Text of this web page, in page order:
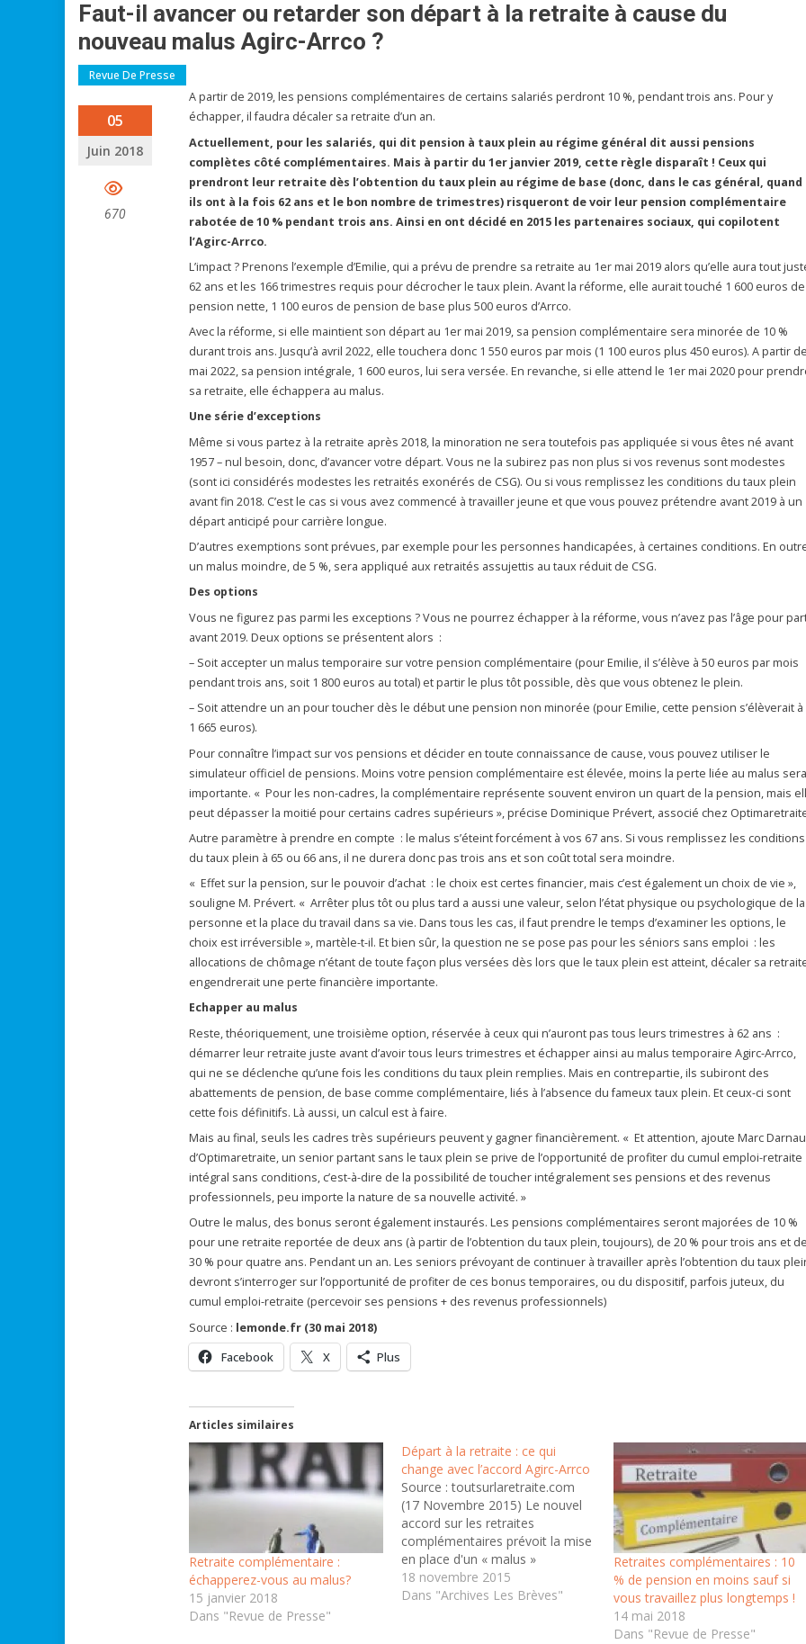
Faut-il avancer ou retarder son départ à la retraite à cause du
nouveau malus Agirc-Arrco ?
Revue De Presse
05
Juin 2018
670
A partir de 2019, les pensions complémentaires de certains salariés perdront 10 %, pendant trois ans. Pour y
échapper, il faudra décaler sa retraite d’un an.
Actuellement, pour les salariés, qui dit pension à taux plein au régime général dit aussi pensions
complètes côté complémentaires. Mais à partir du 1er janvier 2019, cette règle disparaît ! Ceux qui
prendront leur retraite dès l’obtention du taux plein au régime de base (donc, dans le cas général, quand
ils ont à la fois 62 ans et le bon nombre de trimestres) risqueront de voir leur pension complémentaire
rabotée de 10 % pendant trois ans. Ainsi en ont décidé en 2015 les partenaires sociaux, qui copilotent
l’Agirc-Arrco.
L’impact ? Prenons l’exemple d’Emilie, qui a prévu de prendre sa retraite au 1er mai 2019 alors qu’elle aura tout
62 ans et les 166 trimestres requis pour décrocher le taux plein. Avant la réforme, elle aurait touché 1 600 euros de
pension nette, 1 100 euros de pension de base plus 500 euros d’Arrco.
Avec la réforme, si elle maintient son départ au 1er mai 2019, sa pension complémentaire sera minorée de 10 %
durant trois ans. Jusqu’à avril 2022, elle touchera donc 1 550 euros par mois (1 100 euros plus 450 euros). A partir
mai 2022, sa pension intégrale, 1 600 euros, lui sera versée. En revanche, si elle attend le 1er mai 2020 pour
sa retraite, elle échappera au malus.
Une série d’exceptions
Même si vous partez à la retraite après 2018, la minoration ne sera toutefois pas appliquée si vous êtes né avant
1957 – nul besoin, donc, d’avancer votre départ. Vous ne la subirez pas non plus si vos revenus sont modestes
(sont ici considérés modestes les retraités exonérés de CSG). Ou si vous remplissez les conditions du taux plein
avant fin 2018. C’est le cas si vous avez commencé à travailler jeune et que vous pouvez prétendre avant 2019 à un
départ anticipé pour carrière longue.
D’autres exemptions sont prévues, par exemple pour les personnes handicapées, à certaines conditions. En
un malus moindre, de 5 %, sera appliqué aux retraités assujettis au taux réduit de CSG.
Des options
Vous ne figurez pas parmi les exceptions ? Vous ne pourrez échapper à la réforme, vous n’avez pas l’âge pour
avant 2019. Deux options se présentent alors :
– Soit accepter un malus temporaire sur votre pension complémentaire (pour Emilie, il s’élève à 50 euros par mois
pendant trois ans, soit 1 800 euros au total) et partir le plus tôt possible, dès que vous obtenez le plein.
– Soit attendre un an pour toucher dès le début une pension non minorée (pour Emilie, cette pension s’élèverait à
1 665 euros).
Pour connaître l’impact sur vos pensions et décider en toute connaissance de cause, vous pouvez utiliser le
simulateur officiel de pensions. Moins votre pension complémentaire est élevée, moins la perte liée au malus sera
importante. « Pour les non-cadres, la complémentaire représente souvent environ un quart de la pension, mais
peut dépasser la moitié pour certains cadres supérieurs », précise Dominique Prévert, associé chez
Autre paramètre à prendre en compte : le malus s’éteint forcément à vos 67 ans. Si vous remplissez les conditions
du taux plein à 65 ou 66 ans, il ne durera donc pas trois ans et son coût total sera moindre.
« Effet sur la pension, sur le pouvoir d’achat : le choix est certes financier, mais c’est également un choix de vie »,
souligne M. Prévert. « Arrêter plus tôt ou plus tard a aussi une valeur, selon l’état physique ou psychologique de la
personne et la place du travail dans sa vie. Dans tous les cas, il faut prendre le temps d’examiner les options, le
choix est irréversible », martèle-t-il. Et bien sûr, la question ne se pose pas pour les séniors sans emploi : les
allocations de chômage n’étant de toute façon plus versées dès lors que le taux plein est atteint, décaler sa
engendrerait une perte financière importante.
Echapper au malus
Reste, théoriquement, une troisième option, réservée à ceux qui n’auront pas tous leurs trimestres à 62 ans :
démarrer leur retraite juste avant d’avoir tous leurs trimestres et échapper ainsi au malus temporaire Agirc-Arrco,
qui ne se déclenche qu’une fois les conditions du taux plein remplies. Mais en contrepartie, ils subiront des
abattements de pension, de base comme complémentaire, liés à l’absence du fameux taux plein. Et ceux-ci sont
cette fois définitifs. Là aussi, un calcul est à faire.
Mais au final, seuls les cadres très supérieurs peuvent y gagner financièrement. « Et attention, ajoute Marc
d’Optimaretraite, un senior partant sans le taux plein se prive de l’opportunité de profiter du cumul emploi-retraite
intégral sans conditions, c’est-à-dire de la possibilité de toucher intégralement ses pensions et des revenus
professionnels, peu importe la nature de sa nouvelle activité. »
Outre le malus, des bonus seront également instaurés. Les pensions complémentaires seront majorées de 10 %
pour une retraite reportée de deux ans (à partir de l’obtention du taux plein, toujours), de 20 % pour trois ans et
30 % pour quatre ans. Pendant un an. Les seniors prévoyant de continuer à travailler après l’obtention du taux
devront s’interroger sur l’opportunité de profiter de ces bonus temporaires, ou du dispositif, parfois juteux, du
cumul emploi-retraite (percevoir ses pensions + des revenus professionnels)
Source : lemonde.fr (30 mai 2018)
Facebook X Plus
Articles similaires
Retraite complémentaire :
échapperez-vous au malus?
15 janvier 2018
Dans "Revue de Presse"
Départ à la retraite : ce qui
change avec l’accord Agirc-Arrco
Source : toutsurlaretraite.com
(17 Novembre 2015) Le nouvel
accord sur les retraites
complémentaires prévoit la mise
en place d'un « malus »
temporaire pour les salariés nés
à partir de 1957 qui partent à
18 novembre 2015
Dans "Archives Les Brèves"
Retraites complémentaires : 10
% de pension en moins sauf si
vous travaillez plus longtemps !
14 mai 2018
Dans "Revue de Presse"